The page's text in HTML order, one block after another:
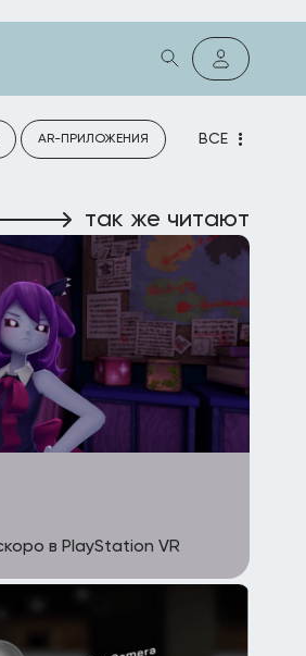
AR-ПРИЛОЖЕНИЯ ВСЕ
так же читают
в PlayStation VR